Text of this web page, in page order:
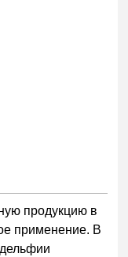
продукцию в
применение. В